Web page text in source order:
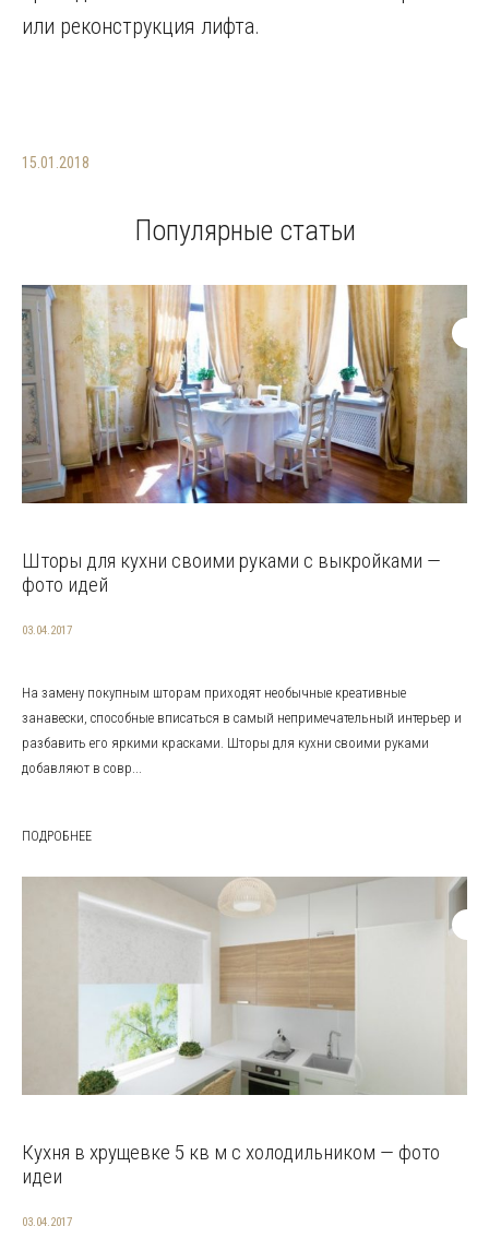
или реконструкция лифта.
15.01.2018
Популярные статьи
Шторы для кухни своими руками с выкройками —
фото идей
03.04.2017
На замену покупным шторам приходят необычные креативные
занавески, способные вписаться в самый непримечательный интерьер и
разбавить его яркими красками. Шторы для кухни своими руками
добавляют в совр...
ПОДРОБНЕЕ
Кухня в хрущевке 5 кв м с холодильником — фото
идеи
03.04.2017